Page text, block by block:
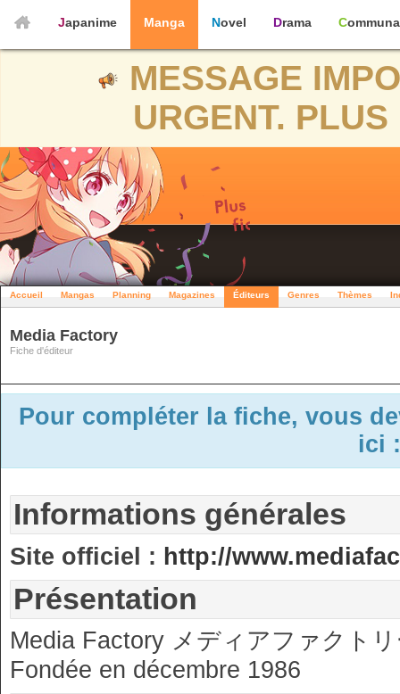
Japanime Manga Novel Drama
MESSAGE
URGENT.
Accueil Mangas Planning Magazines Éditeurs Genres Thèmes
Media Factory
Fiche d'éditeur
Pour compléter la fiche, vous
ici
Informations générales
Site officiel : http://
Présentation
Media Factory メディアファクト
Fondée en décembre 1986